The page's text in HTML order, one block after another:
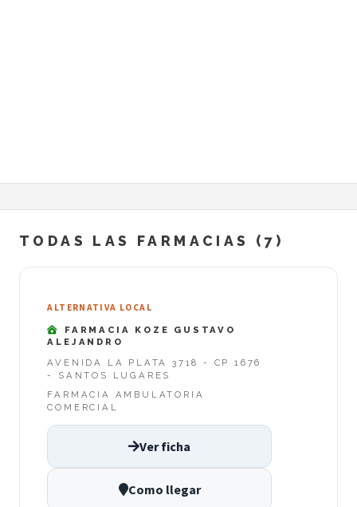
TODAS LAS FARMACIAS (7)
ALTERNATIVA LOCAL
FARMACIA KOZE GUSTAVO
ALEJANDRO
AVENIDA LA PLATA 3718 - CP 1676
- SANTOS LUGARES
FARMACIA AMBULATORIA
COMERCIAL
Ver ficha
Como llegar